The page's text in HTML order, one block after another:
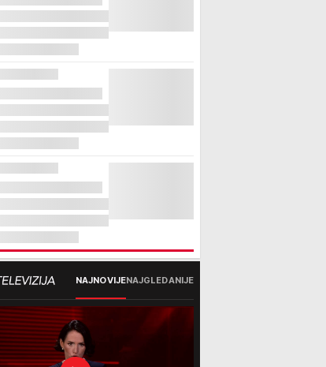
NAJNOVIJENAJGLEDANIJE